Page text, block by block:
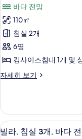
진
모
두
보
기
다
전
망
자
세
히
보
기
트,
침
실
2
개,
바
전
망
사
바다 전망
110㎡
침실 2개
6명
킹사이즈침대 1개 및
자세히 보기
스
실
개,
빌9
빌라, 침실 3개, 바다